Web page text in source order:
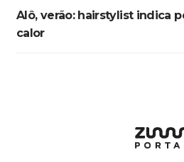
Alô, verão: hairstylist indica
calor